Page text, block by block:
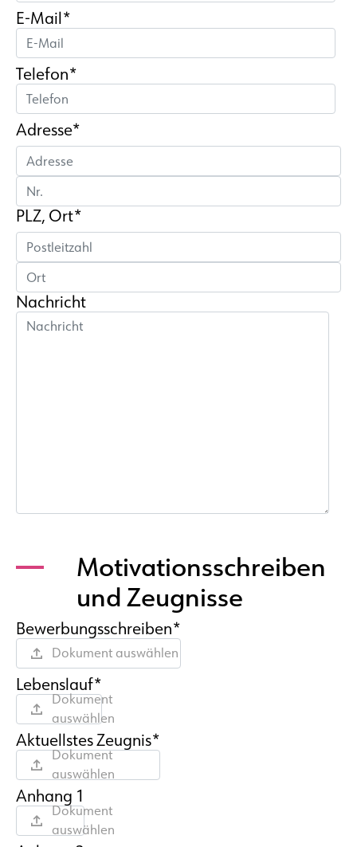
E-Mail*
Telefon*
Adresse*
PLZ, Ort*
Nachricht
Motivationsschreiben
und Zeugnisse
Bewerbungsschreiben*
Dokument auswählen
Lebenslauf*
Dokument
auswählen
Aktuellstes Zeugnis*
Dokument
auswählen
Anhang 1
Dokument
auswählen